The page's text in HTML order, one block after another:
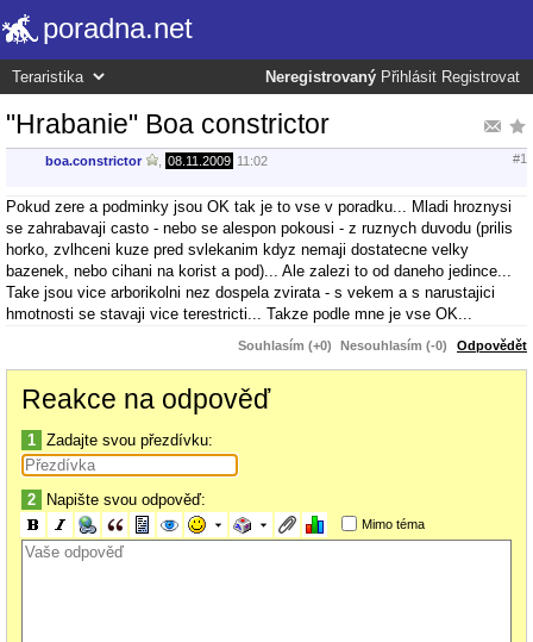
poradna.net
Neregistrovaný Přihlásit Registrovat
"Hrabanie" Boa constrictor
boa.constrictor 08.11.2009 11:02 #1
Pokud zere a podminky jsou OK tak je to vse v poradku... Mladi hroznysi
se zahrabavaji casto - nebo se alespon pokousi - z ruznych duvodu (prilis
horko, zvlhceni kuze pred svlekanim kdyz nemaji dostatecne velky
bazenek, nebo cihani na korist a pod)... Ale zalezi to od daneho jedince...
Take jsou vice arborikolni nez dospela zvirata - s vekem a s narustajici
hmotnosti se stavaji vice terestricti... Takze podle mne je vse OK...
Souhlasím (+0) Nesouhlasím (-0) Odpovědět
Reakce na odpověď
1 Zadajte svou přezdívku:
2 Napište svou odpověď:
Mimo téma